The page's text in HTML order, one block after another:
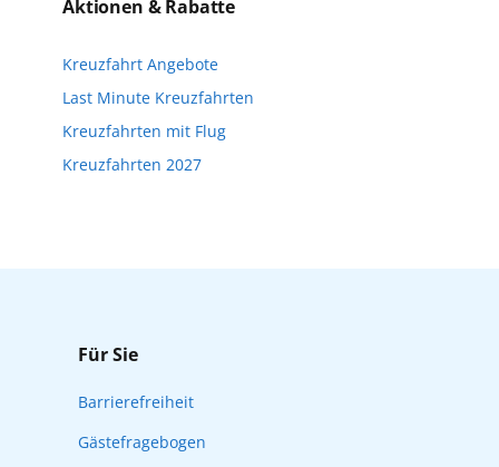
online über myAIDA
Aktionen & Rabatte
Kreuzfahrt Angebote
Last Minute Kreuzfahrten
Kreuzfahrten mit Flug
Kreuzfahrten 2027
Für Sie
Barrierefreiheit
Gästefragebogen